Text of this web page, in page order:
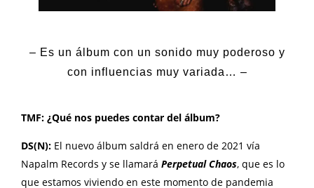
– Es un álbum con un sonido muy poderoso y
con influencias muy variada… –
TMF: ¿Qué nos puedes contar del álbum?
DS(N): El nuevo álbum saldrá en enero de 2021 vía
Napalm Records y se llamará Perpetual Chaos, que es lo
que estamos viviendo en este momento de pandemia